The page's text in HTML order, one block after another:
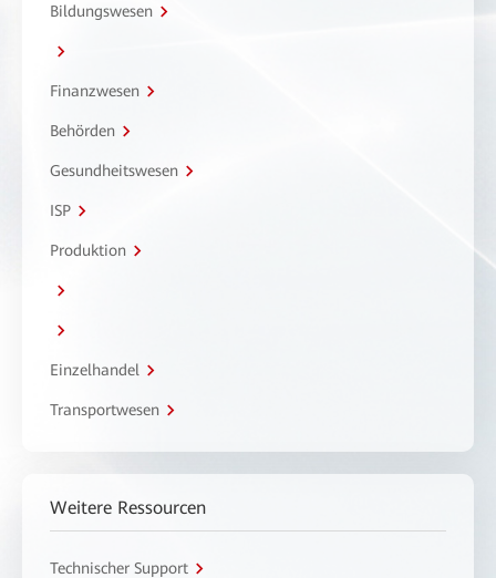
Bildungswesen
Finanzwesen
Behörden
Gesundheitswesen
ISP
Produktion
Einzelhandel
Transportwesen
Weitere Ressourcen
Technischer Support